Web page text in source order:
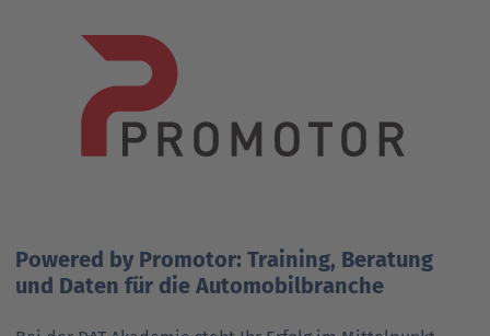
Powered by Promotor: Training, Beratung
und Daten für die Automobilbranche